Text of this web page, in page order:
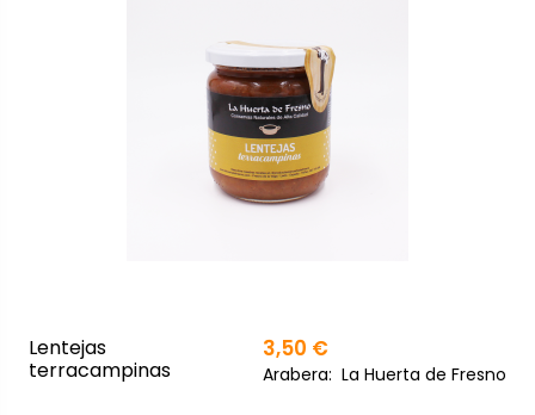
Lentejas
terracampinas
3,50 €
Arabera: La Huerta de Fresno